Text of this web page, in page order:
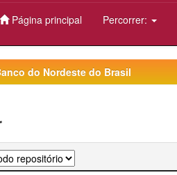
Página principal Percorrer:
do Nordeste do Brasil